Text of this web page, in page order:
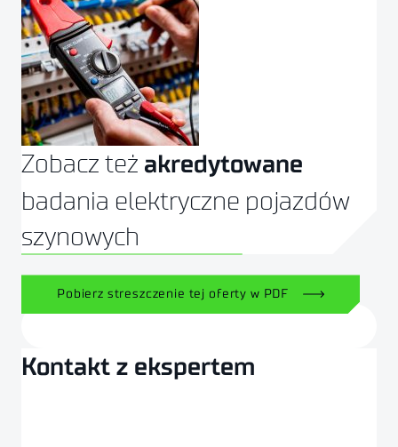
Zobacz też akredytowane
badania elektryczne pojazdów
szynowych
SPRAWDŹ OFERTĘ
Pobierz streszczenie tej oferty w PDF
Kontakt z ekspertem